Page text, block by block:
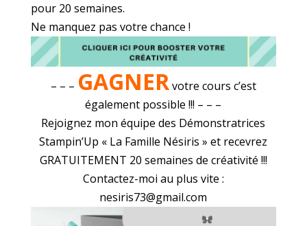
pour 20 semaines.
Ne manquez pas votre chance !
– – – GAGNERvotre cours c’est
également possible !!! – – –
Rejoignez mon équipe des Démonstratrices
Stampin’Up « La Famille Nésiris » et recevrez
GRATUITEMENT 20 semaines de créativité !!!
Contactez-moi au plus vite :
nesiris73@gmail.com